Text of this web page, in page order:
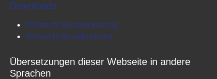
Downloads
Vollmacht Hausverwaltung
Vollmacht Grundbuchamt
Übersetzungen dieser Webseite in andere
Sprachen